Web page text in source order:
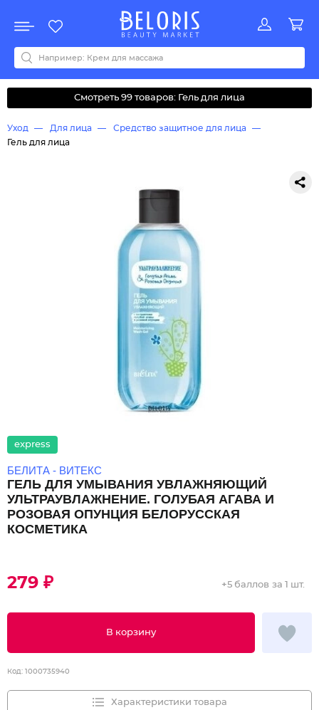
Акции
Все бренды
0-9ABCDEFGHIJKLMNOPQRSTUVWYZАБВДЗИМОКЛНПРСТУФ
Смотреть 99 товаров: Гель для лица
Уход Для лица
Средство защитное для лица
Гель для лица
express
БЕЛИТА - ВИТЕКС
ГЕЛЬ ДЛЯ УМЫВАНИЯ УВЛАЖНЯЮЩИЙ
УЛЬТРАУВЛАЖНЕНИЕ. ГОЛУБАЯ АГАВА И
РОЗОВАЯ ОПУНЦИЯ БЕЛОРУССКАЯ
КОСМЕТИКА
279 ₽
В корзину
+5 баллов за 1 шт.
Код: 1000735940
Характеристики товара